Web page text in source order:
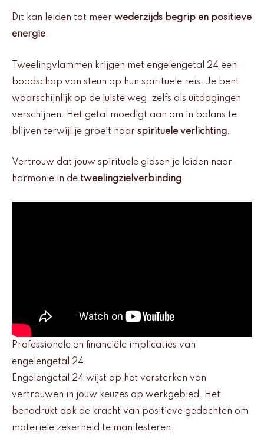
Dit kan leiden tot meer wederzijds begrip en positieve
energie.
Tweelingvlammen krijgen met engelengetal 24 een
boodschap van steun op hun spirituele reis. Je bent
waarschijnlijk op de juiste weg, zelfs als uitdagingen
verschijnen. Het getal moedigt aan om in balans te
blijven terwijl je groeit naar spirituele verlichting.
Vertrouw dat jouw spirituele gidsen je leiden naar
harmonie in de tweelingzielverbinding.
Professionele en financiële implicaties van
engelengetal 24
Engelengetal 24 wijst op het versterken van
vertrouwen in jouw keuzes op werkgebied. Het
benadrukt ook de kracht van positieve gedachten om
materiële zekerheid te manifesteren.